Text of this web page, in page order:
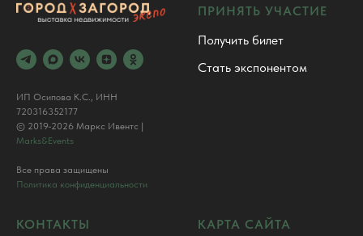
ИП Осипова К.С., ИНН
720316352177
© 2019-2026 Маркс Ивентс |
Marks&Events
Все права защищены
Политика конфиденциальности
ПРИНЯТЬ УЧАСТИЕ
Получить билет
Стать экспонентом
КОНТАКТЫ
КАРТА САЙТА